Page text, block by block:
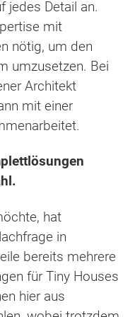
jedes Detail an.
mit
nötig, um den
umzusetzen. Bei
Architekt
mit einer
hat
in
bereits mehrere
für Tiny Houses
hier aus